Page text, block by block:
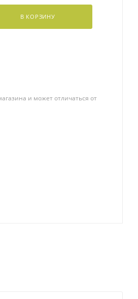
В КОРЗИНУ
и может отличаться от